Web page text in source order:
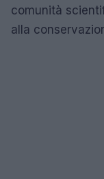
comunità
alla